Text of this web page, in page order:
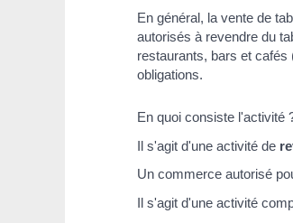
En général, la vente de
autorisés à revendre du
restaurants, bars et
obligations.
En quoi consiste l'activité
Il s'agit d'une activité de
Un commerce autorisé
Il s'agit d'une activité